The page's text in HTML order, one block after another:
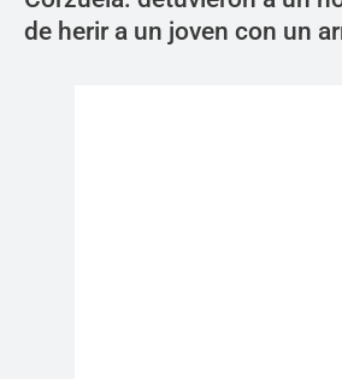
de herir a un joven con un